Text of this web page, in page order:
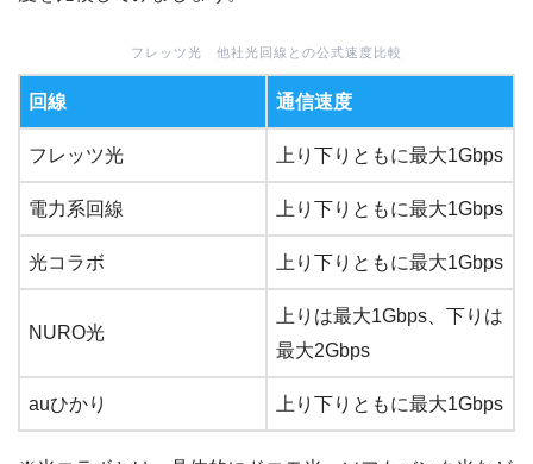
フレッツ光 他社光回線との公式速度比較
回線 通信速度
フレッツ光 上り下りともに最大1Gbps
電力系回線 上り下りともに最大1Gbps
光コラボ 上り下りともに最大1Gbps
NURO光
上りは最大1Gbps、下りは
最大2Gbps
auひかり 上り下りともに最大1Gbps